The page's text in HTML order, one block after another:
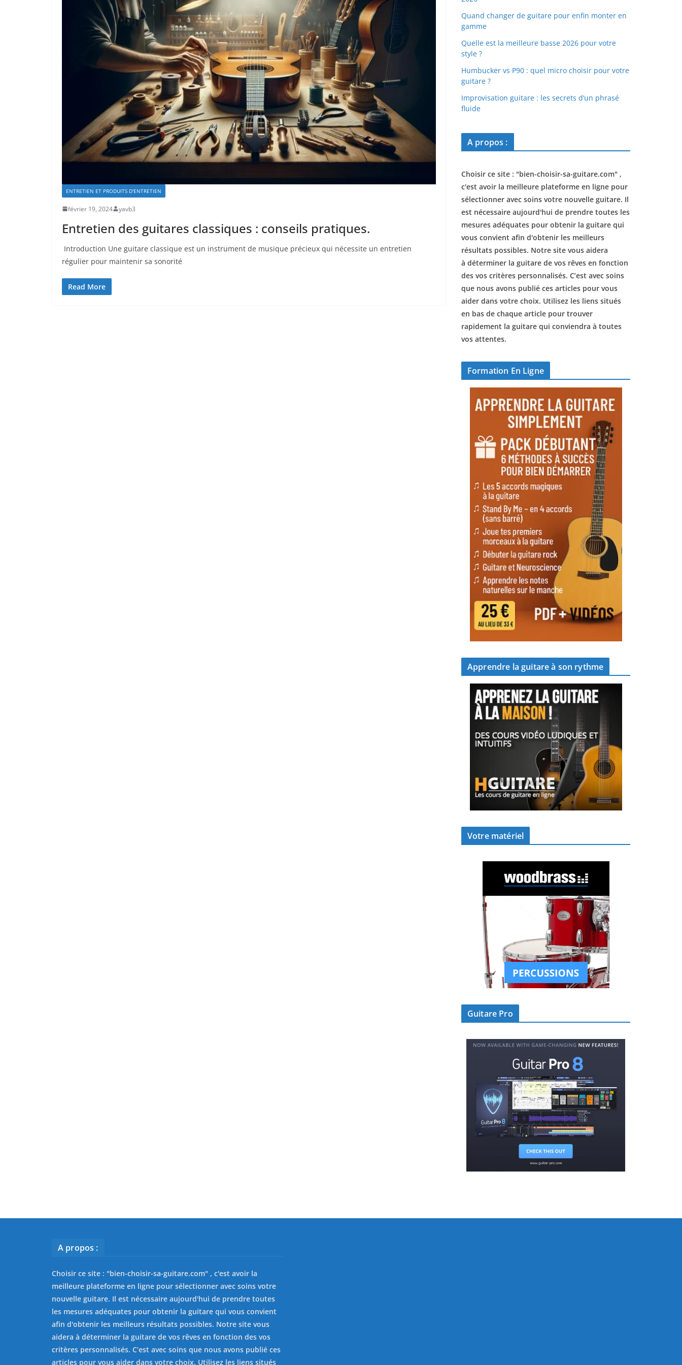
ENTRETIEN ET PRODUITS D'ENTRETIEN
février 19, 2024 yavb3
Entretien des guitares classiques : conseils pratiques.
⁤ Introduction Une guitare ‍classique est un ‌instrument de musique précieux qui nécessite un entretien
régulier⁤ pour maintenir sa sonorité
Read More
Quand changer de guitare pour enfin monter en
gamme
Quelle est la meilleure basse 2026 pour votre
style ?
Humbucker vs P90 : quel micro choisir pour votre
guitare ?
Improvisation guitare : les secrets d’un phrasé
fluide
A propos :
Choisir ce site : "bien-choisir-sa-guitare.com" ,
c'est avoir la meilleure plateforme en ligne pour
sélectionner avec soins votre nouvelle guitare. Il
est nécessaire aujourd'hui de prendre toutes les
mesures adéquates pour obtenir la guitare qui
vous convient afin d'obtenir les meilleurs
résultats possibles. Notre site vous aidera
à déterminer la guitare de vos rêves en fonction
des vos critères personnalisés. C’est avec soins
que nous avons publié ces articles pour vous
aider dans votre choix. Utilisez les liens situés
en bas de chaque article pour trouver
rapidement la guitare qui conviendra à toutes
vos attentes.
Formation En Ligne
Apprendre la guitare à son rythme
Votre matériel
Guitare Pro
A propos :
Choisir ce site : "bien-choisir-sa-guitare.com" , c'est avoir la
meilleure plateforme en ligne pour sélectionner avec soins votre
nouvelle guitare. Il est nécessaire aujourd'hui de prendre toutes
les mesures adéquates pour obtenir la guitare qui vous convient
afin d'obtenir les meilleurs résultats possibles. Notre site vous
aidera à déterminer la guitare de vos rêves en fonction des vos
critères personnalisés. C’est avec soins que nous avons publié ces
articles pour vous aider dans votre choix. Utilisez les liens situés